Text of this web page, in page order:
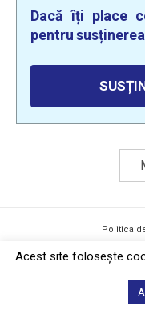
Dacă îți place
pentru
Politica
Acest site foloseşte